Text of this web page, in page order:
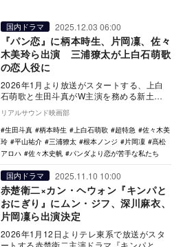
国内ドラマ 2025.12.03 06:00
『パン恋』に柄本時生、片岡凜、佐々
木美玲ら出演 三浦獠太が上白石萌歌
の恋人役に
2026年1月より放送がスタートする、上白
石萌歌と生田斗真がW主演を務める新土曜
ドラマ『パンダより恋が苦手な私たち』
（日本テレビ…
リアルサウンド映画部
生田斗真
柄本時生 上白石萌歌 超特急
佐々木美
玲
平山祐介 三浦獠太 根本ノンジ 片岡凜
髙松
アロハ
佐々木史帆 パンダより恋が苦手な私たち
国内ドラマ 2025.11.10 10:00
赤楚衛二×カン・ヘウォン『キンパと
おにぎり』にムン・ジフ、深川麻衣、
片岡凜ら出演決定
2026年1月12日よりテレ東系で放送がスタ
ートする赤楚衛二主演ドラマ『キンパとお